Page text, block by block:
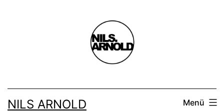
NILS ARNOLD Menü